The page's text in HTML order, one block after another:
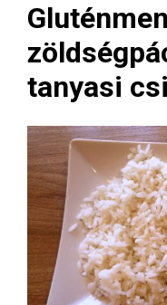
tanyasi